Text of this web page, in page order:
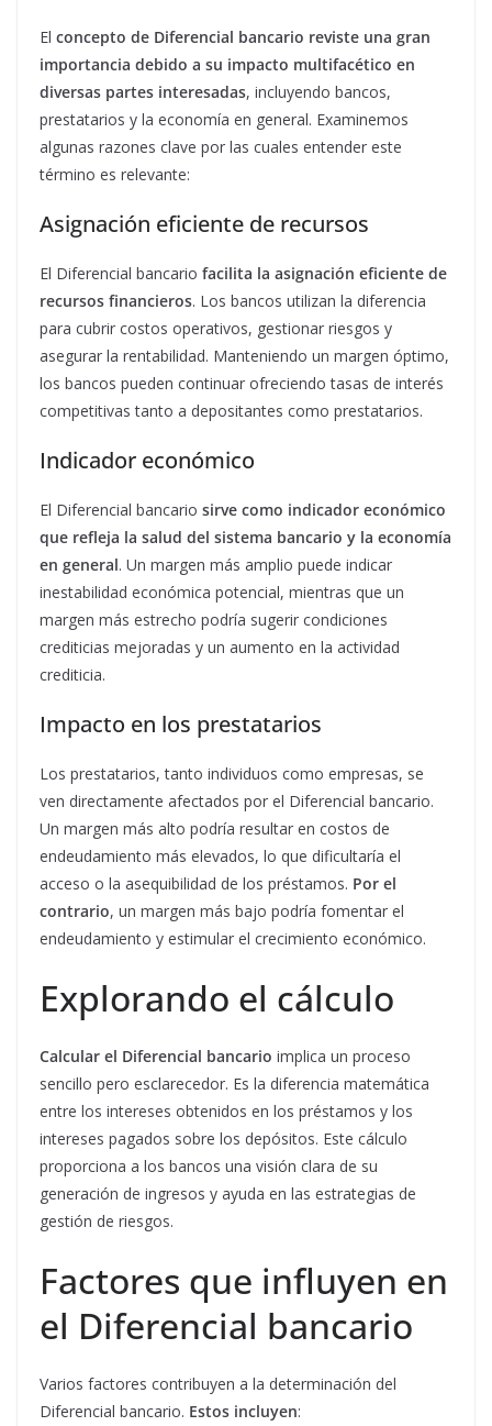
El concepto de Diferencial bancario reviste una gran
importancia debido a su impacto multifacético en
diversas partes interesadas, incluyendo bancos,
prestatarios y la economía en general. Examinemos
algunas razones clave por las cuales entender este
término es relevante:
Asignación eficiente de recursos
El Diferencial bancario facilita la asignación eficiente de
recursos financieros. Los bancos utilizan la diferencia
para cubrir costos operativos, gestionar riesgos y
asegurar la rentabilidad. Manteniendo un margen óptimo,
los bancos pueden continuar ofreciendo tasas de interés
competitivas tanto a depositantes como prestatarios.
Indicador económico
El Diferencial bancario sirve como indicador económico
que refleja la salud del sistema bancario y la economía
en general. Un margen más amplio puede indicar
inestabilidad económica potencial, mientras que un
margen más estrecho podría sugerir condiciones
crediticias mejoradas y un aumento en la actividad
crediticia.
Impacto en los prestatarios
Los prestatarios, tanto individuos como empresas, se
ven directamente afectados por el Diferencial bancario.
Un margen más alto podría resultar en costos de
endeudamiento más elevados, lo que dificultaría el
acceso o la asequibilidad de los préstamos. Por el
contrario, un margen más bajo podría fomentar el
endeudamiento y estimular el crecimiento económico.
Explorando el cálculo
Calcular el Diferencial bancario implica un proceso
sencillo pero esclarecedor. Es la diferencia matemática
entre los intereses obtenidos en los préstamos y los
intereses pagados sobre los depósitos. Este cálculo
proporciona a los bancos una visión clara de su
generación de ingresos y ayuda en las estrategias de
gestión de riesgos.
Factores que influyen en
el Diferencial bancario
Varios factores contribuyen a la determinación del
Diferencial bancario. Estos incluyen: